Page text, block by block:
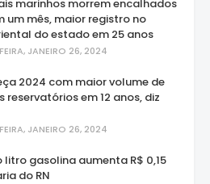
marinhos morrem encalhados
um mês, maior registro no
do estado em 25 anos
JANEIRO 26, 2024
2024 com maior volume de
reservatórios em 12 anos, diz
JANEIRO 26, 2024
litro gasolina aumenta R$ 0,15
do RN